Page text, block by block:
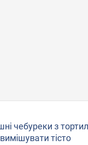
чебуреки з
тісто